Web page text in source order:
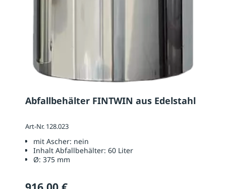
Abfallbehälter FINTWIN aus Edelstahl
Art-Nr. 128.023
mit Ascher: nein
Inhalt Abfallbehälter: 60 Liter
Ø: 375 mm